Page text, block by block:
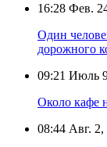
16:28 Фев.
Один
дорожного
09:21 Июль
Около кафе
08:44 Авг. 2,